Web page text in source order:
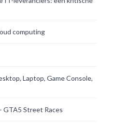
computing
Laptop, Game Console,
GTA5 Street Races